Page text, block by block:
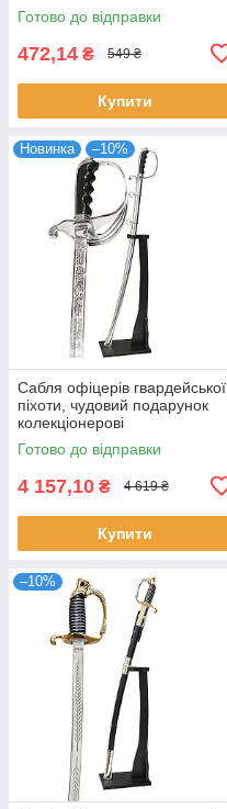
Готово до відправки
472,14 ₴ 549 ₴
Купити
Новинка –10%
Сабля офіцерів гвардейської
піхоти, чудовий подарунок
колекціонерові
Готово до відправки
4 157,10 ₴ 4 619 ₴
Купити
–10%